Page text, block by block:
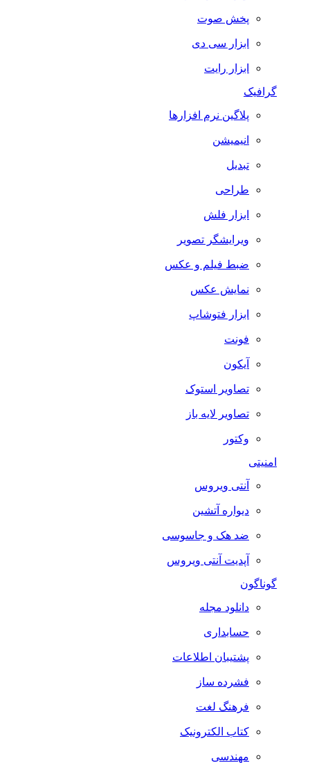
پخش صوت
ابزار سی دی
ابزار رایت
گرافیک
پلاگین نرم افزارها
انیمیشن
تبدیل
طراحی
ابزار فلش
ویرایشگر تصویر
ضبط فيلم و عكس
نمایش عکس
ابزار فتوشاپ
فونت
آیکون
تصاویر استوک
تصاویر لایه باز
وکتور
آنتی ویروس
دیواره آتشین
ضد هک و جاسوسی
آپدیت آنتی ویروس
گوناگون
دانلود مجله
حسابداری
پشتیبان اطلاعات
فشرده ساز
فرهنگ لغت
کتاب الکترونیک
مهندسی